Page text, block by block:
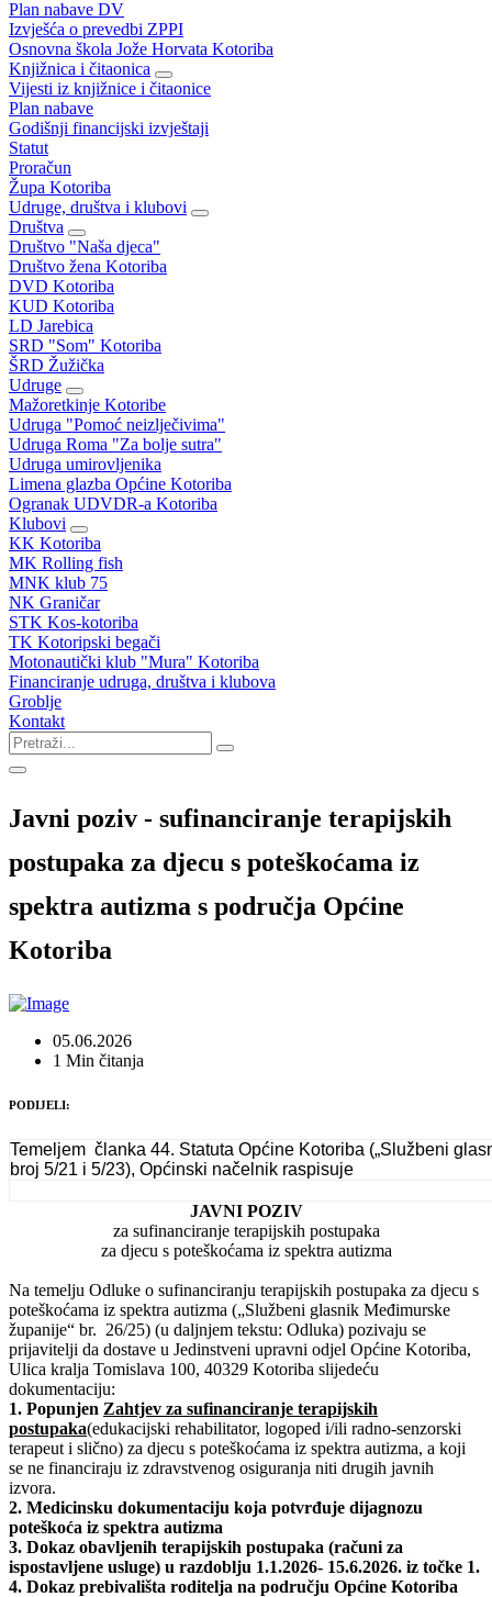
Plan nabave DV
Izvješća o prevedbi ZPPI
Osnovna škola Jože Horvata Kotoriba
Knjižnica i čitaonica
Vijesti iz knjižnice i čitaonice
Plan nabave
Godišnji financijski izvještaji
Statut
Proračun
Župa Kotoriba
Udruge, društva i klubovi
Društva
Društvo "Naša djeca"
Društvo žena Kotoriba
DVD Kotoriba
KUD Kotoriba
LD Jarebica
SRD "Som" Kotoriba
ŠRD Žužička
Udruge
Mažoretkinje Kotoribe
Udruga "Pomoć neizlječivima"
Udruga Roma "Za bolje sutra"
Udruga umirovljenika
Limena glazba Općine Kotoriba
Ogranak UDVDR-a Kotoriba
Klubovi
KK Kotoriba
MK Rolling fish
MNK klub 75
NK Graničar
STK Kos-kotoriba
TK Kotoripski begači
Motonautički klub "Mura" Kotoriba
Financiranje udruga, društva i klubova
Groblje
Kontakt
Javni poziv - sufinanciranje terapijskih
postupaka za djecu s poteškoćama iz
spektra autizma s područja Općine
Kotoriba
05.06.2026
1 Min čitanja
PODIJELI:
Temeljem članka 44. Statuta Općine Kotoriba („Službeni
broj 5/21 i 5/23), Općinski načelnik raspisuje
JAVNI POZIV
za sufinanciranje terapijskih postupaka
za djecu s poteškoćama iz spektra autizma
Na temelju Odluke o sufinanciranju terapijskih postupaka za djecu s
poteškoćama iz spektra autizma („Službeni glasnik Međimurske
županije“ br. 26/25) (u daljnjem tekstu: Odluka) pozivaju se
prijavitelji da dostave u Jedinstveni upravni odjel Općine Kotoriba,
Ulica kralja Tomislava 100, 40329 Kotoriba slijedeću
dokumentaciju:
1. Popunjen Zahtjev za sufinanciranje terapijskih
postupaka(edukacijski rehabilitator, logoped i/ili radno-senzorski
terapeut i slično) za djecu s poteškoćama iz spektra autizma, a koji
se ne financiraju iz zdravstvenog osiguranja niti drugih javnih
izvora.
2. Medicinsku dokumentaciju koja potvrđuje dijagnozu
poteškoća iz spektra autizma
3. Dokaz obavljenih terapijskih postupaka (računi za
ispostavljene usluge) u razdoblju 1.1.2026- 15.6.2026. iz točke 1.
4. Dokaz prebivališta roditelja na području Općine Kotoriba